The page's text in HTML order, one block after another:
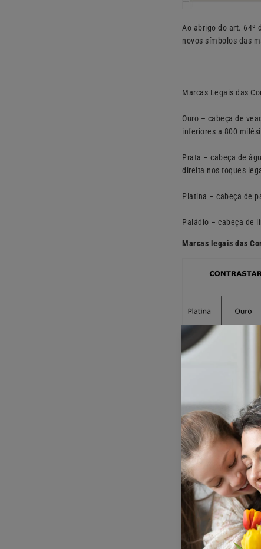
Ao abrigo do art. 64º
novos símbolos das
Marcas Legais das
Ouro – cabeça de
inferiores a 800
Prata – cabeça de
direita nos toques
Platina – cabeça de
Paládio – cabeça de
Marcas legais das